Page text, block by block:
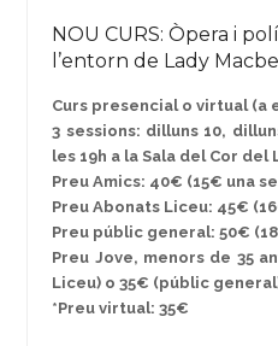
NOU CURS: Òpera i
l’entorn de Lady
Curs presencial o virtual (a
3 sessions: dilluns 10,
les 19h a la Sala del Cor del
Preu Amics: 40€ (15€ una
Preu Abonats Liceu: 45€
Preu públic general: 50€
Preu Jove, menors de 35
Liceu) o 35€ (públic
*Preu virtual: 35€